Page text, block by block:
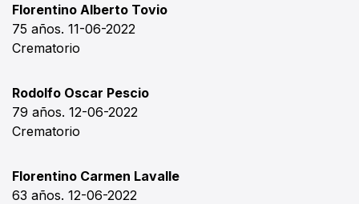
Florentino Alberto Tovio
75 años. 11-06-2022
Crematorio
Rodolfo Oscar Pescio
79 años. 12-06-2022
Crematorio
Florentino Carmen Lavalle
63 años. 12-06-2022